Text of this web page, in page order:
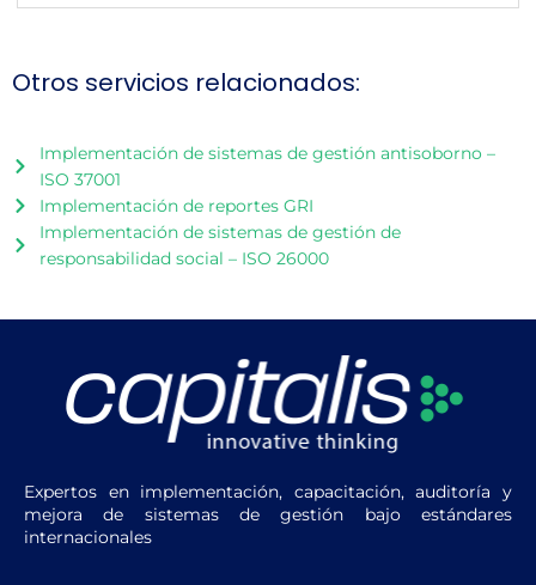
Otros servicios relacionados:
Implementación de sistemas de gestión antisoborno –
ISO 37001
Implementación de reportes GRI
Implementación de sistemas de gestión de
responsabilidad social – ISO 26000
Expertos en implementación, capacitación, auditoría y
mejora de sistemas de gestión bajo estándares
internacionales